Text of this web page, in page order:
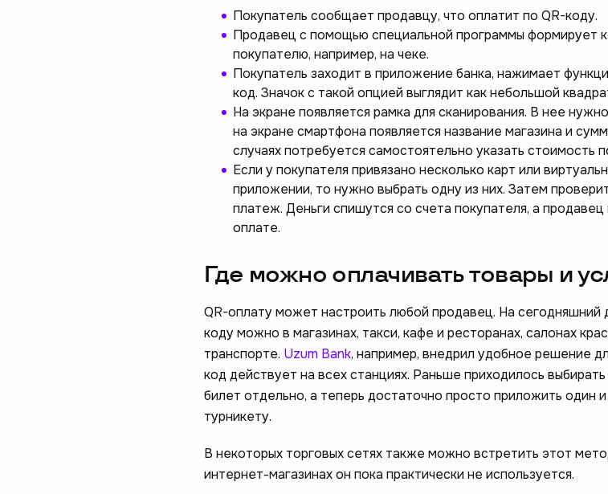
Покупатель сообщает продавцу, что оплатит по QR-коду.
Продавец с помощью специальной программы формирует
покупателю, например, на чеке.
Покупатель заходит в приложение банка, нажимает
код. Значок с такой опцией выглядит как небольшой
На экране появляется рамка для сканирования. В нее
на экране смартфона появляется название магазина и
случаях потребуется самостоятельно указать стоимость
Если у покупателя привязано несколько карт или
приложении, то нужно выбрать одну из них. Затем
платеж. Деньги спишутся со счета покупателя, а
оплате.
Где можно оплачивать товары и
QR-оплату может настроить любой продавец. На сегодняшний
коду можно в магазинах, такси, кафе и ресторанах, салонах
транспорте. Uzum Bank, например, внедрил удобное решение
код действует на всех станциях. Раньше приходилось
билет отдельно, а теперь достаточно просто приложить один
турникету.
В некоторых торговых сетях также можно встретить этот
интернет-магазинах он пока практически не используется.
Помогите нам стать лучше –
пройдите опрос
начать